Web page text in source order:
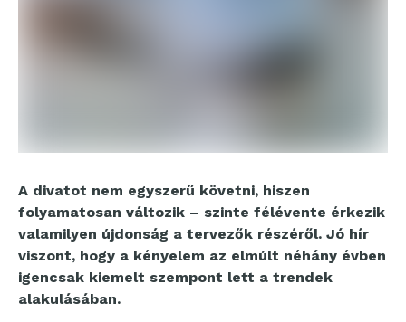
A divatot nem egyszerű követni, hiszen
folyamatosan változik – szinte félévente érkezik
valamilyen újdonság a tervezők részéről. Jó hír
viszont, hogy a kényelem az elmúlt néhány évben
igencsak kiemelt szempont lett a trendek
alakulásában.